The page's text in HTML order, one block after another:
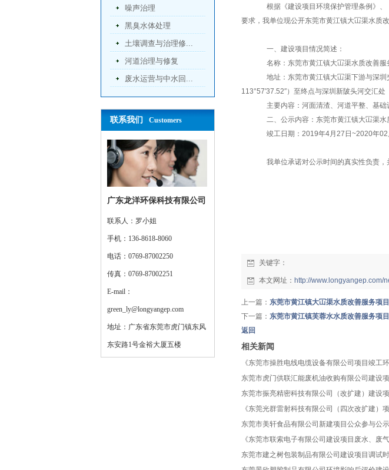
噪声治理
黑臭水体处理
土壤调查与治理修...
河道治理与修复
废水运营与中水回...
联系我们 Customers
广东龙洋环保科技有限公司
联系人：罗小姐
手机：136-8618-8060
电话：0769-87002250
传真：0769-87002251
E-mail：
green_ly@longyangep.com
地址：广东省东莞市虎门镇东风
东安路1号金裕大厦五楼
根据《建设项目环境保护管理条例》、
要求，我单位现公开东莞市黄江镇大冚渠水质
一、建设项目情况简述：
名称：东莞市黄江镇大冚渠水质改善服
地址：东莞市黄江镇大冚渠下游与深
113°57′37.52″）至终点与深圳新陂头河交汇处
主要内容：河面清渣、河道平整、基
二、公示内容：东莞市黄江镇大冚渠
竣工日期： 2019年4月 27 日 ~2020年02
我单位承诺对公示时间的真实性负责，
关键字：
本文网址： http://www.longyangep.com/
上一篇： 东莞市黄江镇大冚渠水质改善服务项
下一篇： 东莞市黄江镇芙蓉水水质改善服务项
返回
相关新闻
《东莞市操胜电线电缆设备有限公司项目竣工
东莞市虎门供联汇能废机油收购有限公司建设
东莞市振亮精密科技有限公司（改扩建）建设
《东莞光群雷射科技有限公司（四次改扩建）
东莞市美轩食品有限公司新建项目公众参与公示
《东莞市联索电子有限公司建设项目废水、废
东莞市建之树包装制品有限公司建设项目调试